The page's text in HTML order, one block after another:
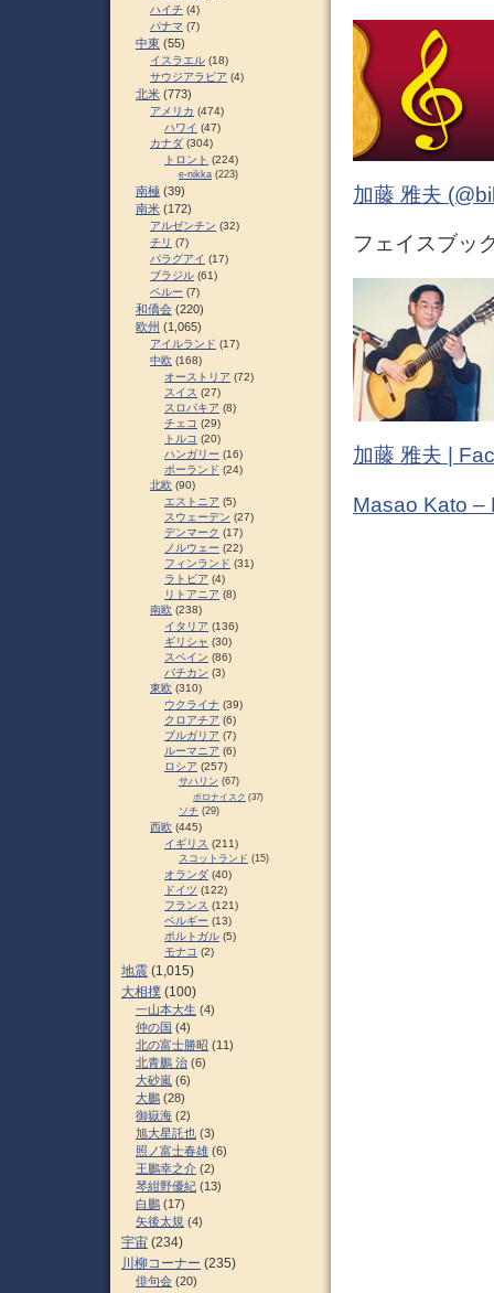
加藤 雅夫
フェイスブッ
加藤 雅夫 |
Masao Kato –
ハイチ (4)
パナマ (7)
中東 (55)
イスラエル (18)
サウジアラビア (4)
北米 (773)
アメリカ (474)
ハワイ (47)
カナダ (304)
トロント (224)
e-nikka (223)
南極 (39)
南米 (172)
アルゼンチン (32)
チリ (7)
パラグアイ (17)
ブラジル (61)
ペルー (7)
和僑会 (220)
欧州 (1,065)
アイルランド (17)
中欧 (168)
オーストリア (72)
スイス (27)
スロパキア (8)
チェコ (29)
トルコ (20)
ハンガリー (16)
ポーランド (24)
北欧 (90)
エストニア (5)
スウェーデン (27)
デンマーク (17)
ノルウェー (22)
フィンランド (31)
ラトビア (4)
リトアニア (8)
南欧 (238)
イタリア (136)
ギリシャ (30)
スペイン (86)
バチカン (3)
東欧 (310)
ウクライナ (39)
クロアチア (6)
ブルガリア (7)
ルーマニア (6)
ロシア (257)
サハリン (67)
ポロナイスク (37)
ソチ (29)
西欧 (445)
イギリス (211)
スコットランド (15)
オランダ (40)
ドイツ (122)
フランス (121)
ベルギー (13)
ポルトガル (5)
モナコ (2)
地震 (1,015)
大相撲 (100)
一山本大生 (4)
仲の国 (4)
北の富士勝昭 (11)
北青鵬 治 (6)
大砂嵐 (6)
大鵬 (28)
御嶽海 (2)
旭大星託也 (3)
照ノ富士春雄 (6)
王鵬幸之介 (2)
琴紺野優紀 (13)
白鵬 (17)
矢後太規 (4)
宇宙 (234)
川柳コーナー (235)
俳句会 (20)